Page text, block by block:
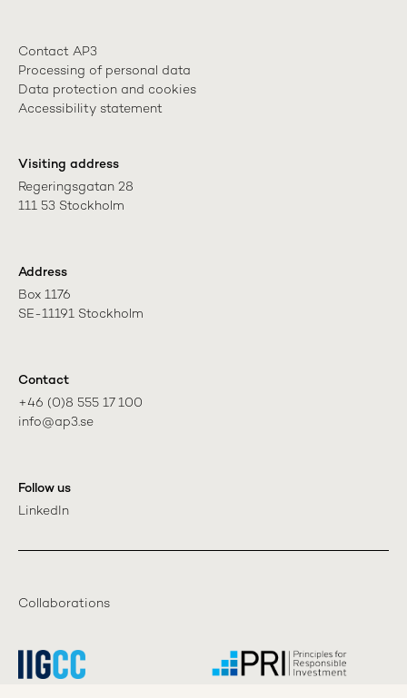
Contact AP3
Processing of personal data
Data protection and cookies
Accessibility statement
Visiting address
Regeringsgatan 28
111 53 Stockholm
Address
Box 1176
SE-11191 Stockholm
Contact
+46 (0)8 555 17 100
info@ap3.se
Follow us
LinkedIn
Collaborations